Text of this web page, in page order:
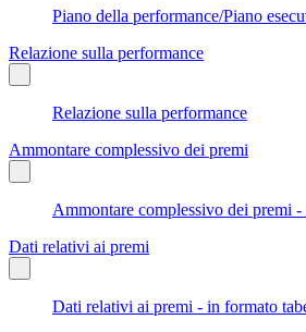
Piano della performance/Piano
Relazione sulla performance
Relazione sulla performance
Ammontare complessivo dei premi
Ammontare complessivo dei premi
Dati relativi ai premi
Dati relativi ai premi - in formato